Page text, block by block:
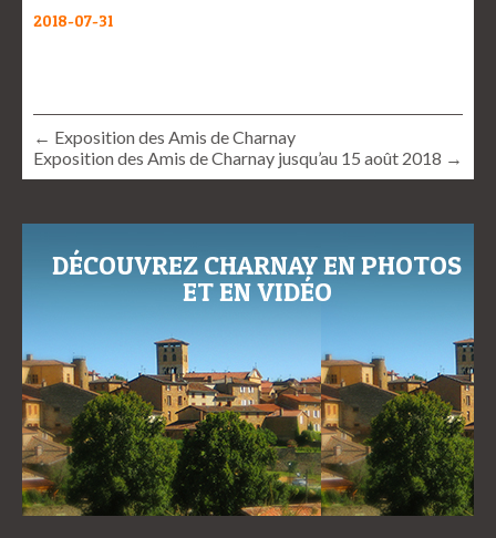
2018-07-31
← Exposition des Amis de Charnay
Exposition des Amis de Charnay jusqu’au 15 août 2018 →
DÉCOUVREZ CHARNAY EN PHOTOS
ET EN VIDÉO